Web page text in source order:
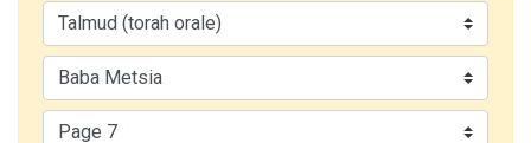
30 personnes viennent de faire un don pour Sauvez la jambe de Yohan
12 nouvelles musiques dans Torah-Box Music